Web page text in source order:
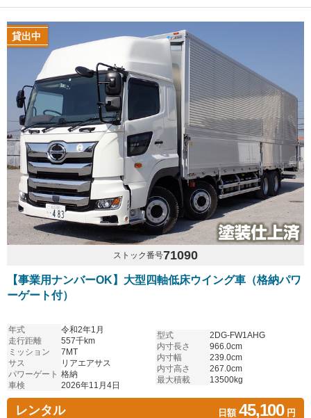
貸出中
ストック番号71090
【事業用ナンバーOK】大型四軸低床ウイング車（格納パワ
ーゲート付）
年式
令和2年1月
走行距離
557千km
ミッション
7MT
サス
リアエアサス
パワーゲート 格納
車検
2026年11月4日
型式
2DG-FW1AHG
内寸長さ
966.0cm
内寸幅
239.0cm
内寸高さ
267.0cm
最大積載
13500kg
レンタル 日額45,100円